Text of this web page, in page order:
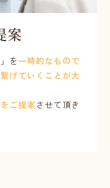
案
を一時的なもので
げていくことが大
ご提案させて頂き